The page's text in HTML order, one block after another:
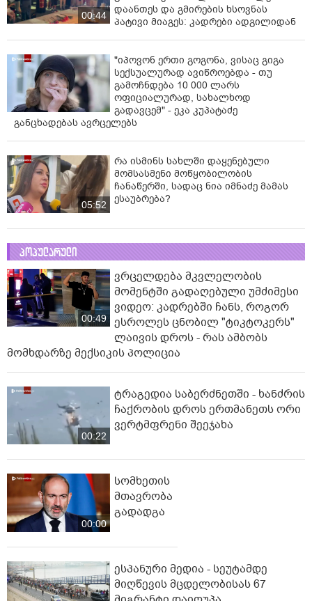
00:44
დაანთეს და გმირების ხსოვნას
პატივი მიაგეს: კადრები ადგილიდან
"იპოვონ ერთი გოგონა, ვისაც გიგა
სექსუალურად ავიწროებდა - თუ
გამოჩნდება 10 000 ლარს
ოფიციალურად, სახალხოდ
გადავცემ" - ეკა კუპატაძე
განცხადებას ავრცელებს
05:52
რა ისმინს სახლში დაყენებული
მომსასმენი მოწყობილობის
ჩანაწერში, სადაც ნია იმნაძე მამას
ესაუბრება?
პოპულარული
00:49
ვრცელდება მკვლელობის
მომენტში გადაღებული უმძიმესი
ვიდეო: კადრებში ჩანს, როგორ
ესროლეს ცნობილ "ტიკტოკერს"
ლაივის დროს - რას ამბობს
მომხდარზე მექსიკის პოლიცია
00:22
ტრაგედია საბერძნეთში - ხანძრის
ჩაქრობის დროს ერთმანეთს ორი
ვერტმფრენი შეეჯახა
00:00
სომხეთის
მთავრობა
გადადგა
ესპანური მედია - სეუტამდე
მიღწევის მცდელობისას 67